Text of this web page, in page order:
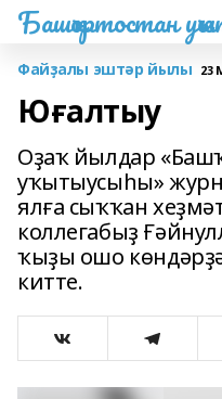
Башҡортостан
Файҙалы эштәр йылы 23
Юғалтыу
Оҙаҡ йылдар
уҡытыусыһы»
ялға сыҡҡан
коллегабыҙ
ҡыҙы ошо
китте.